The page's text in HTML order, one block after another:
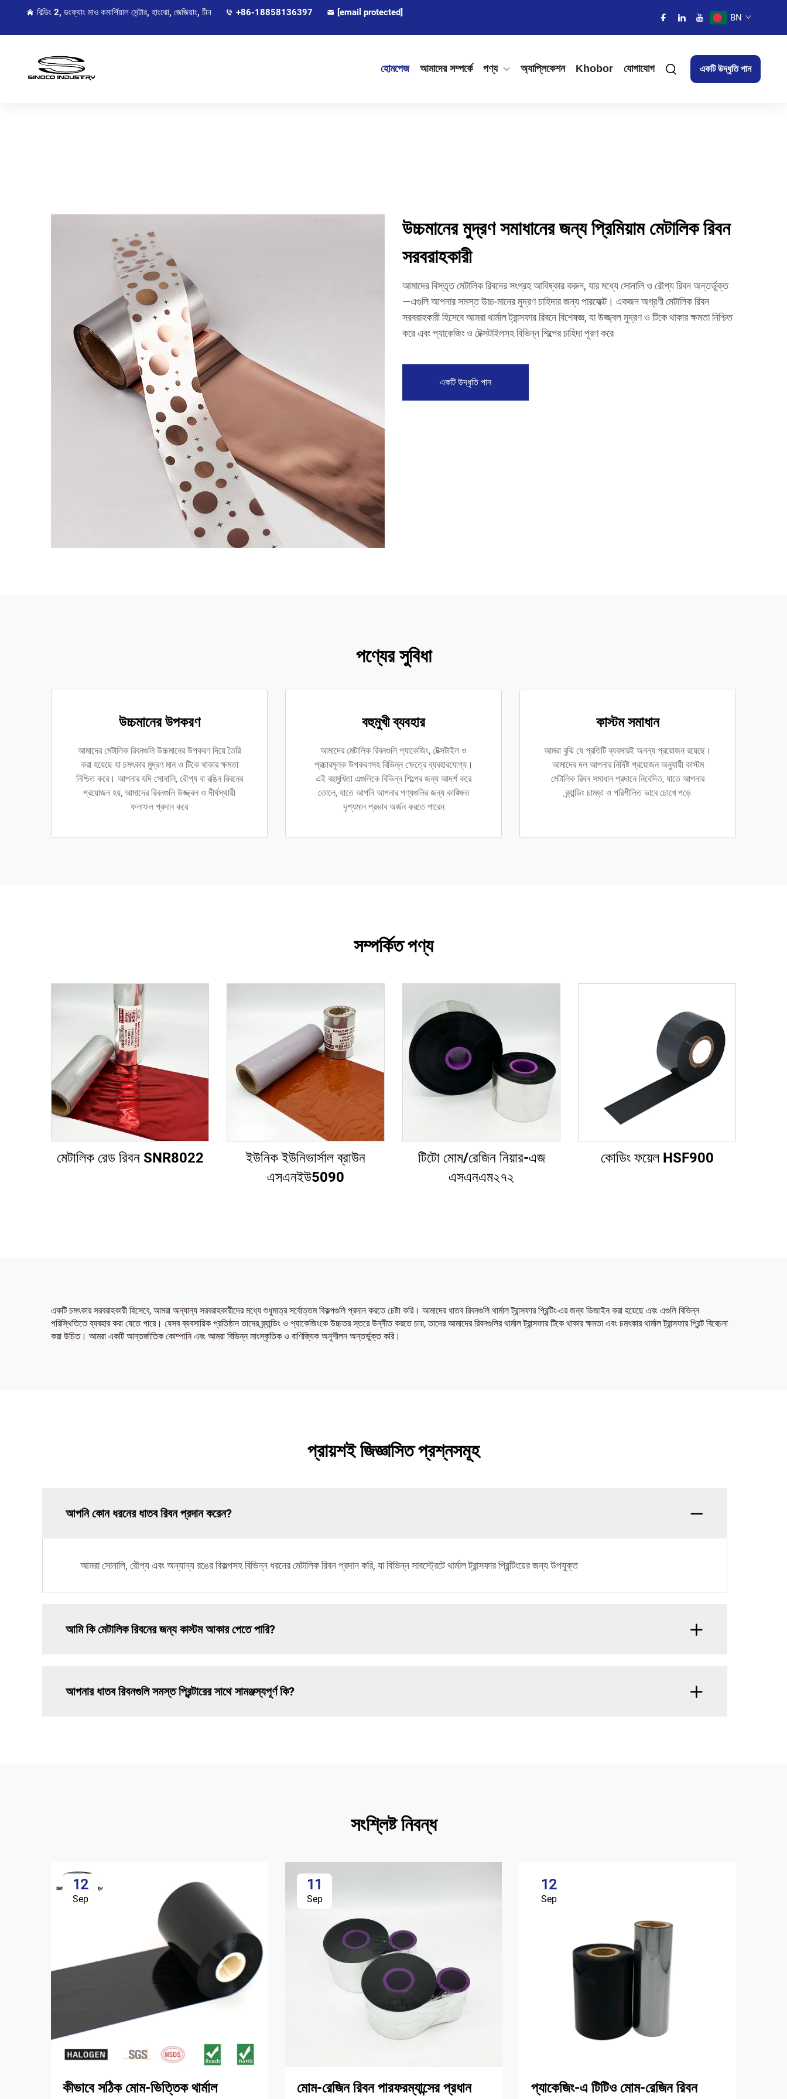
বিল্ডিং 2, ডংফ্যাং মাও কমার্শিয়াল সেন্টার, হাংঝো, জেজিয়াং, চীন +86-18858136397 [email protected] BN
হোমপেজ আমাদের সম্পর্কে পণ্য অ্যাপ্লিকেশন Khobor যোগাযোগ একটি উদ্ধৃতি পান
উচ্চমানের মুদ্রণ সমাধানের জন্য প্রিমিয়াম মেটালিক রিবন
সরবরাহকারী
আমাদের বিস্তৃত মেটালিক রিবনের সংগ্রহ আবিষ্কার করুন, যার মধ্যে সোনালি ও রৌপ্য রিবন অন্তর্ভুক্ত
—এগুলি আপনার সমস্ত উচ্চ-মানের মুদ্রণ চাহিদার জন্য পারফেক্ট। একজন অগ্রণী মেটালিক রিবন
সরবরাহকারী হিসেবে আমরা থার্মাল ট্রান্সফার রিবনে বিশেষজ্ঞ, যা উজ্জ্বল মুদ্রণ ও টিকে থাকার ক্ষমতা নিশ্চিত
করে এবং প্যাকেজিং ও টেক্সটাইলসহ বিভিন্ন শিল্পের চাহিদা পূরণ করে
একটি উদ্ধৃতি পান
পণ্যের সুবিধা
উচ্চমানের উপকরণ
আমাদের মেটালিক রিবনগুলি উচ্চমানের উপকরণ দিয়ে তৈরি
করা হয়েছে যা চমৎকার মুদ্রণ মান ও টিকে থাকার ক্ষমতা
নিশ্চিত করে। আপনার যদি সোনালি, রৌপ্য বা রঙিন রিবনের
প্রয়োজন হয়, আমাদের রিবনগুলি উজ্জ্বল ও দীর্ঘস্থায়ী
ফলাফল প্রদান করে
বহুমুখী ব্যবহার
আমাদের মেটালিক রিবনগুলি প্যাকেজিং, টেক্সটাইল ও
প্রচারমূলক উপকরণসহ বিভিন্ন ক্ষেত্রে ব্যবহারযোগ্য।
এই বহুমুখিতা এগুলিকে বিভিন্ন শিল্পের জন্য আদর্শ করে
তোলে, যাতে আপনি আপনার পণ্যগুলির জন্য কাঙ্ক্ষিত
দৃশ্যমান প্রভাব অর্জন করতে পারেন
কাস্টম সমাধান
আমরা বুঝি যে প্রতিটি ব্যবসারই অনন্য প্রয়োজন রয়েছে।
আমাদের দল আপনার নির্দিষ্ট প্রয়োজন অনুযায়ী কাস্টম
মেটালিক রিবন সমাধান প্রদানে নিবেদিত, যাতে আপনার
ব্র্যান্ডিং চামড়া ও পরিশীলিত ভাবে চোখে পড়ে
সম্পর্কিত পণ্য
মেটালিক রেড রিবন SNR8022
ইউনিক ইউনিভার্সাল ব্রাউন
এসএনইউ5090
টিটো মোম/রেজিন নিয়ার-এজ
এসএনএম২৭২
কোডিং ফয়েল HSF900
একটি চমৎকার সরবরাহকারী হিসেবে, আমরা অন্যান্য সরবরাহকারীদের মধ্যে শুধুমাত্র সর্বোত্তম বিকল্পগুলি প্রদান করতে চেষ্টা করি। আমাদের ধাতব রিবনগুলি থার্মাল ট্রান্সফার প্রিন্টিং-এর জন্য ডিজাইন করা হয়েছে এবং এগুলি বিভিন্ন
পরিস্থিতিতে ব্যবহার করা যেতে পারে। যেসব ব্যবসায়িক প্রতিষ্ঠান তাদের ব্র্যান্ডিং ও প্যাকেজিংকে উচ্চতর স্তরে উন্নীত করতে চায়, তাদের আমাদের রিবনগুলির থার্মাল ট্রান্সফার টিকে থাকার ক্ষমতা এবং চমৎকার থার্মাল ট্রান্সফার প্রিন্ট বিবেচনা
করা উচিত। আমরা একটি আন্তর্জাতিক কোম্পানি এবং আমরা বিভিন্ন সাংস্কৃতিক ও বাণিজ্যিক অনুশীলন অন্তর্ভুক্ত করি।
প্রায়শই জিজ্ঞাসিত প্রশ্নসমূহ
আপনি কোন ধরনের ধাতব রিবন প্রদান করেন?
আমরা সোনালি, রৌপ্য এবং অন্যান্য রঙের বিকল্পসহ বিভিন্ন ধরনের মেটালিক রিবন প্রদান করি, যা বিভিন্ন সাবস্ট্রেটে থার্মাল ট্রান্সফার প্রিন্টিংয়ের জন্য উপযুক্ত
আমি কি মেটালিক রিবনের জন্য কাস্টম আকার পেতে পারি?
আপনার ধাতব রিবনগুলি সমস্ত প্রিন্টারের সাথে সামঞ্জস্যপূর্ণ কি?
সংশ্লিষ্ট নিবন্ধ
12
Sep
কীভাবে সঠিক মোম-ভিত্তিক থার্মাল
11
Sep
মোম-রেজিন রিবন পারফরম্যান্সের প্রধান
12
Sep
প্যাকেজিং-এ টিটিও মোম-রেজিন রিবন